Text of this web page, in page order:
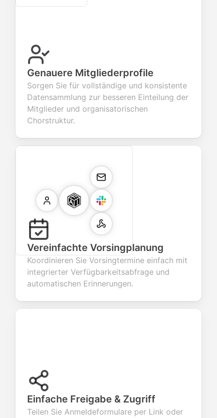
Genauere Mitgliederprofile
Sorgen Sie für vollständige und konsistente
Datensammlung zur besseren Einteilung der
Mitglieder und organisatorischen
Chorstruktur.
Vereinfachte Vorsingplanung
Koordinieren Sie Vorsingtermine einfach mit
integrierter Verfügbarkeitsabfrage und
automatischen Erinnerungen.
Einfache Freigabe & Zugriff
Teilen Sie Anmeldeformulare per Link oder